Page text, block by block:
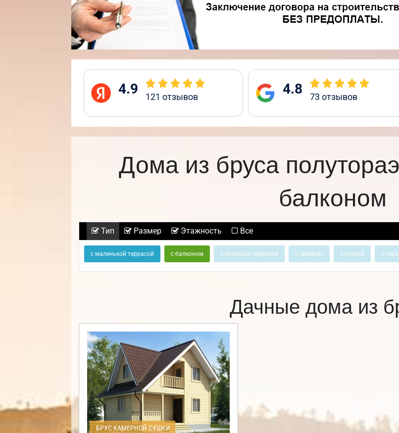
4.9 121 отзывов 4.8 73 отзывов
Дома из бруса
балконом
Тип Размер Этажность Все
с маленькой террасой с балконом с большой террасой с эркером с сауной с
Дачные дома из
БРУС КАМЕРНОЙ СУШКИ